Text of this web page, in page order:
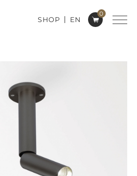
0
SHOP EN